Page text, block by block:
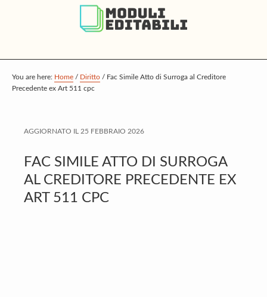
p
t
a
n
c
o
p
t
r
m
a
r
p
t
o
t
e
r
You are here: Home / Diritto / Fac Simile Atto di Surroga al Creditore
Precedente ex Art 511 cpc
AGGIORNATO IL 25 FEBBRAIO 2026
FAC SIMILE ATTO DI SURROGA
AL CREDITORE PRECEDENTE EX
ART 511 CPC